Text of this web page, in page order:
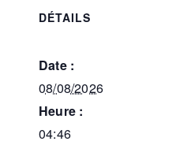
DÉTAILS
Date :
08/08/2026
Heure :
04:46